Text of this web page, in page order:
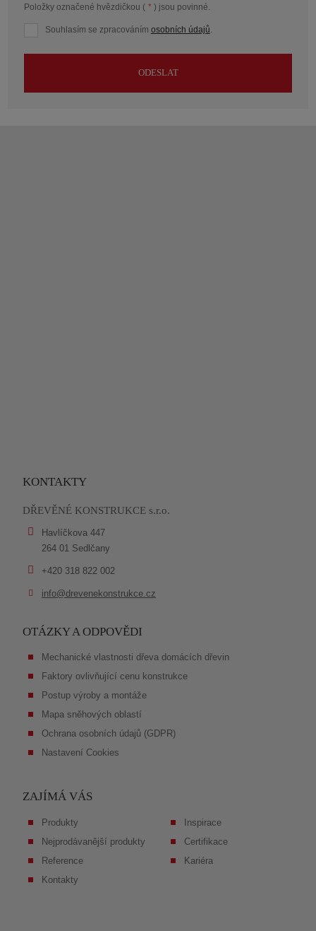
Položky označené hvězdičkou ( * ) jsou povinné.
Souhlasím se zpracováním osobních údajů
ODESLAT
KONTAKTY
DŘEVĚNÉ KONSTRUKCE s.r.o.
Havlíčkova 447
264 01 Sedlčany
+420 318 822 002
info@drevenekonstrukce.cz
OTÁZKY A ODPOVĚDI
Mechanické vlastnosti dřeva domácích dřevin
Faktory ovlivňující cenu konstrukce
Postup výroby a montáže
Mapa sněhových oblastí
Ochrana osobních údajů (GDPR)
Nastavení Cookies
ZAJÍMÁ VÁS
Produkty
Nejprodávanější produkty
Reference
Kontakty
Inspirace
Certifikace
Kariéra